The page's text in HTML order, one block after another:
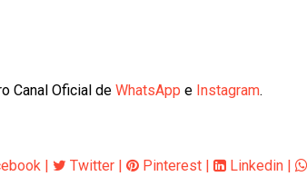
Canal Oficial de WhatsApp e Instagram.
| Twitter | Pinterest | Linkedin |